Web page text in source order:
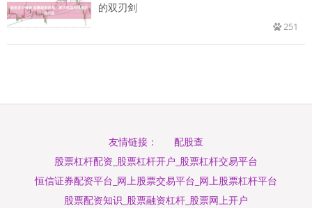
的双刃剑
251
友情链接：
配股查
股票杠杆配资_股票杠杆开户_股票杠杆交易平台
恒信证券配资平台_网上股票交易平台_网上股票杠杆平台
股票配资知识_股票融资杠杆_股票网上开户